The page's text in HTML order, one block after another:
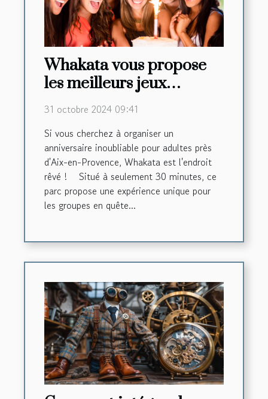
Whakata vous propose
les meilleurs jeux
d’anniversaire pour
adultes à 30 minutes
d’Aix-en-Provence !
31 octobre 2024 09:41
Si vous cherchez à organiser un
anniversaire inoubliable pour adultes près
d'Aix-en-Provence, Whakata est l'endroit
rêvé ! Situé à seulement 30 minutes, ce
parc propose une expérience unique pour
les groupes en quête...